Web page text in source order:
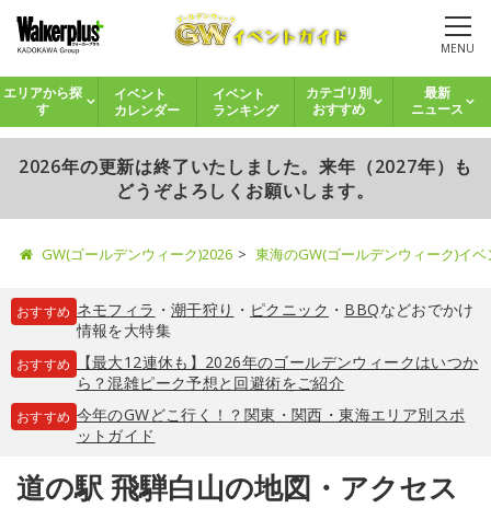
MENU
エリアから探
す
イベント
カレンダー
イベント
ランキング
カテゴリ別
おすすめ
最新
ニュース
2026年の更新は終了いたしました。来年（2027年）も
どうぞよろしくお願いします。
GW(ゴールデンウィーク)2026 東海のGW(ゴールデンウィーク)イ
おすすめ ネモフィラ ・ 潮干狩り ・ ピクニック ・ BBQなどおでかけ
情報を大特集
おすすめ
【最大12連休も】2026年のゴールデンウィークはいつか
ら？混雑ピーク予想と回避術をご紹介
おすすめ 今年のGWどこ行く！？関東・関西・東海エリア別スポ
ットガイド
道の駅 飛騨白山の地図・アクセス